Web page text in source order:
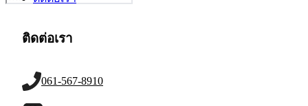
for:
ติดต่อเรา
061-567-8910